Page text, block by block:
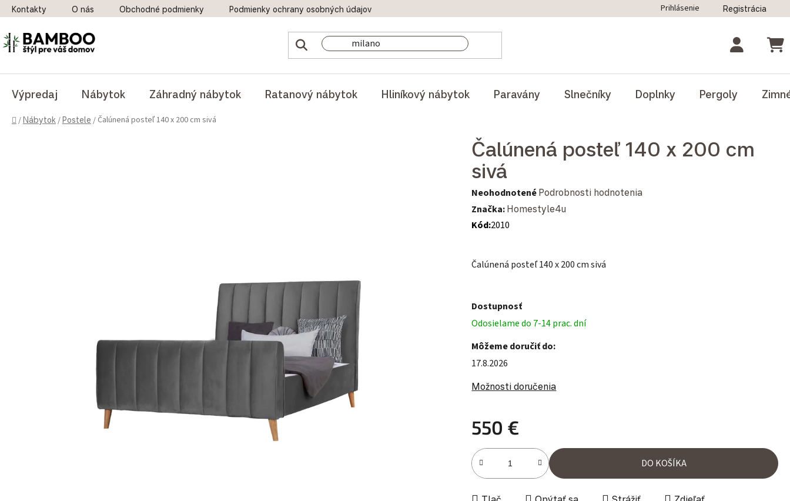
Prejsť na obsah
Kontakty O nás Obchodné podmienky Podmienky ochrany osobných údajov Odstúpenie od zmluvy
Prihlásenie Registrácia
Výpredaj Nábytok Záhradný nábytok Ratanový nábytok Hliníkový nábytok Paravány Slnečníky Doplnky Pergoly
Domov
/Nábytok /Postele / Čalúnená posteľ 140 x 200 cm sivá
Čalúnená posteľ 140 x 200 cm
sivá
Priemerné hodnotenie produktu je 0,0 z 5 hviezdičiek.
Neohodnotené Podrobnosti hodnotenia
Značka: Homestyle4u
Kód:2010
Čalúnená posteľ 140 x 200 cm sivá
Dostupnosť
Odosielame do 7-14 prac. dní
Môžeme doručiť do:
17.8.2026
Možnosti doručenia
550 €
Jednotková cena:
DO KOŠÍKA